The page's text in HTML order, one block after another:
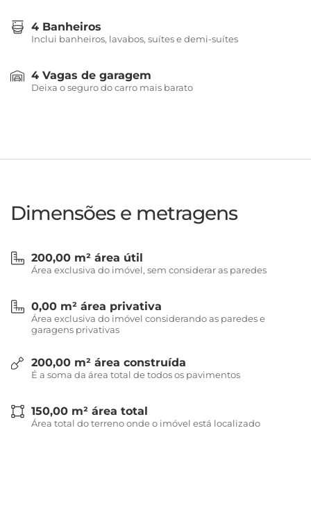
4 Banheiros
Inclui banheiros, lavabos, suítes e demi-suítes
4 Vagas de garagem
Deixa o seguro do carro mais barato
Dimensões e metragens
200,00 m² área útil
Área exclusiva do imóvel, sem considerar as paredes
0,00 m² área privativa
Área exclusiva do imóvel considerando as paredes e
garagens privativas
200,00 m² área construída
É a soma da área total de todos os pavimentos
150,00 m² área total
Área total do terreno onde o imóvel está localizado